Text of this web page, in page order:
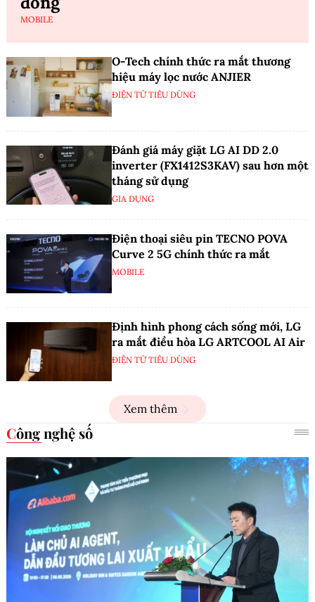
MOBILE
O-Tech chính thức ra mắt thương
hiệu máy lọc nước ANJIER
ĐIỆN TỬ TIÊU DÙNG
Đánh giá máy giặt LG AI DD 2.0
inverter (FX1412S3KAV) sau hơn một
tháng sử dụng
GIA DỤNG
Điện thoại siêu pin TECNO POVA
Curve 2 5G chính thức ra mắt
MOBILE
Định hình phong cách sống mới, LG
ra mắt điều hòa LG ARTCOOL AI Air
ĐIỆN TỬ TIÊU DÙNG
Xem thêm
Công nghệ số